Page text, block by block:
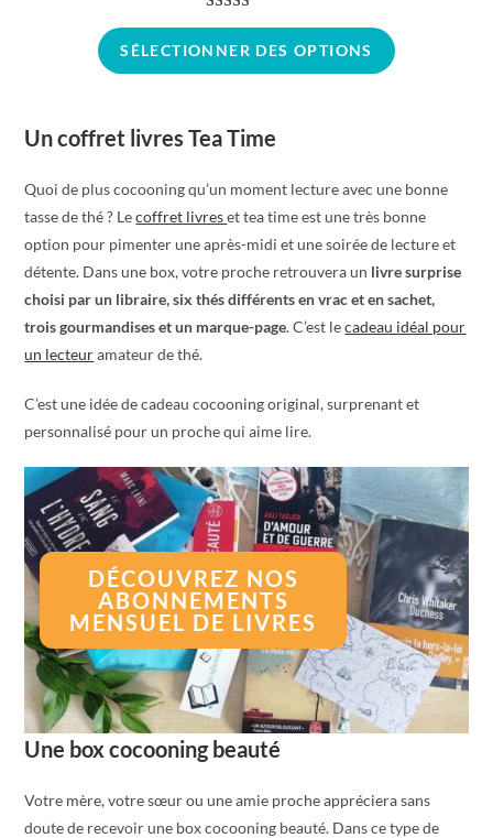
Noté5.00
sur 5 basé
sur
1
notation
SÉLECTIONNER DES OPTIONS
Un coffret livres Tea Time
Quoi de plus cocooning qu’un moment lecture avec une bonne
tasse de thé ? Lecoffret livreset tea time est une très bonne
option pour pimenter une après-midi et une soirée de lecture et
détente. Dans une box, votre proche retrouvera un livre surprise
choisi par un libraire, six thés différents en vrac et en sachet,
trois gourmandises et un marque-page. C’est lecadeau idéal pour
un lecteuramateur de thé.
C’est une idée de cadeau cocooning original, surprenant et
personnalisé pour un proche qui aime lire.
DÉCOUVREZ NOS
ABONNEMENTS
MENSUEL DE LIVRES
Une box cocooning beauté
Votre mère, votre sœur ou une amie proche appréciera sans
doute de recevoir une box cocooning beauté. Dans ce type de